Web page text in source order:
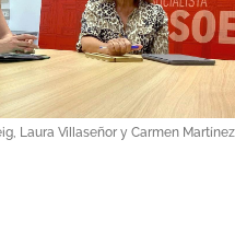
Laura Villaseñor y Carmen Martínez